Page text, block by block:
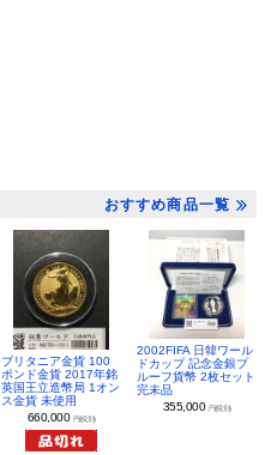
おすすめ商品一覧
ブリタニア金貨 100
ポンド金貨 2017年銘
英国王立造幣局 1オン
ス金貨 未使用
660,000 円(税別)
2002FIFA 日韓ワール
ドカップ 記念金銀プ
ルーフ貨幣 2枚セット
完未品
355,000 円(税別)